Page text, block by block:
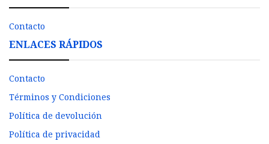
Contacto
ENLACES RÁPIDOS
Contacto
Términos y Condiciones
Política de devolución
Política de privacidad